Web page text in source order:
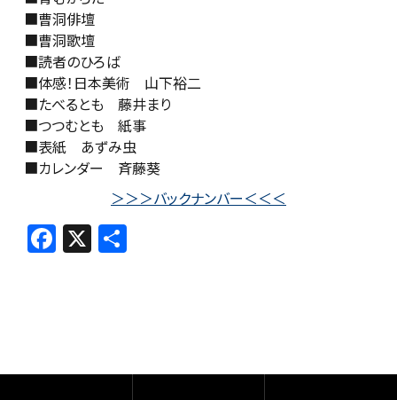
■曹洞俳壇
■曹洞歌壇
■読者のひろば
■体感！日本美術 山下裕二
■たべるとも 藤井まり
■つつむとも 紙事
■表紙 あずみ虫
■カレンダー 斉藤葵
＞＞＞バックナンバー＜＜＜
F
a
o
X 共